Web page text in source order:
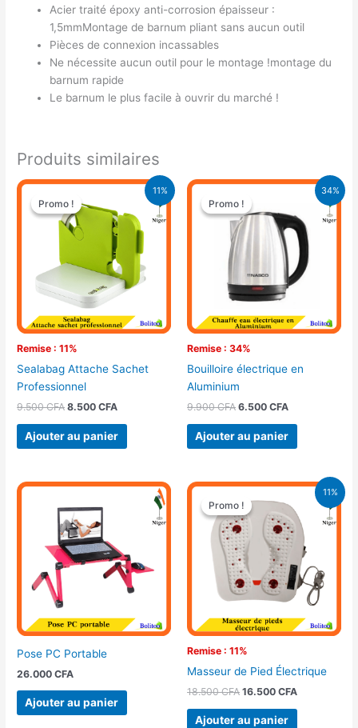
Acier traité époxy anti-corrosion épaisseur :
1,5mmMontage de barnum pliant sans aucun outil
Pièces de connexion incassables
Ne nécessite aucun outil pour le montage !montage du
barnum rapide
Le barnum le plus facile à ouvrir du marché !
Produits similaires
11%
Promo !
Remise : 11%
Promo !
Sealabag Attache Sachet
Professionnel
9.500CFA
Le
prix
initial
était :
9.500 CFA.
8.500CFA
Le
actuel
est :
8.500 CFA.
Ajouter au panier
34%
Promo !
Remise : 34%
Promo !
Bouilloire électrique en
Aluminium
9.900CFA
Le
prix
initial
était :
9.900 CFA.
6.500 CFA
Le
est :
6.500 CFA.
Ajouter au panier
Pose PC Portable
26.000CFA
Ajouter au panier
11%
Promo !
Remise : 11%
Promo !
Masseur de Pied Électrique
18.500CFA
Le
prix
initial
était :
18.500 CFA.
16.500 CFA
Le
actuel
est :
16.500 CFA.
Ajouter au panier